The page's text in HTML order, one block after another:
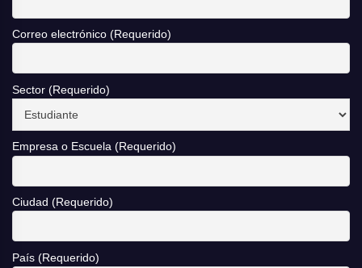
Correo electrónico (Requerido)
Sector (Requerido)
Empresa o Escuela (Requerido)
Ciudad (Requerido)
País (Requerido)